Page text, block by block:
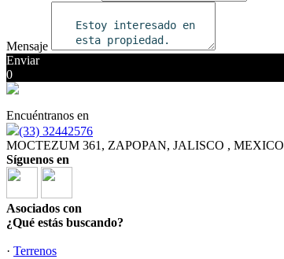
Mensaje
Enviar
0
Encuéntranos en
(33) 32442576
MOCTEZUM 361, ZAPOPAN, JALISCO , MEXICO
Síguenos en
Asociados con
¿Qué estás buscando?
· Terrenos